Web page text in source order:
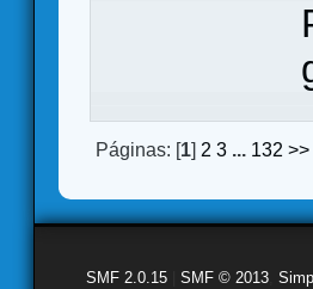
Páginas: [1] 2 3 ... 132 >>
SMF 2.0.15 SMF © 2013